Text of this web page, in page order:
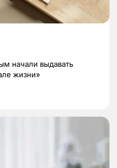
начали выдавать
жизни»